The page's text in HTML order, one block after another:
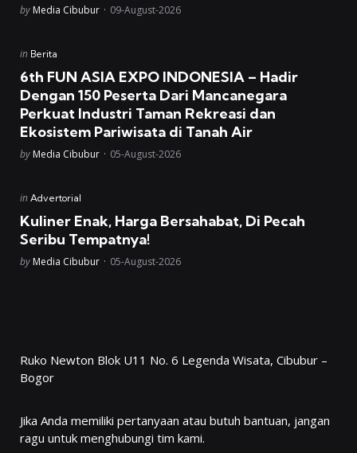
Posted
by Media Cibubur 09-August-2026
Posted
in Berita
6th FUN ASIA EXPO INDONESIA – Hadir
Dengan 150 Peserta Dari Mancanegara
Perkuat Industri Taman Rekreasi dan
Ekosistem Pariwisata di Tanah Air
Posted
by Media Cibubur 05-August-2026
Posted
in Advertorial
Kuliner Enak, Harga Bersahabat, Di Pecah
Seribu Tempatnya!
Posted
by Media Cibubur 05-August-2026
Ruko Newton Blok U11 No. 6 Legenda Wisata, Cibubur –
Bogor
Jika Anda memiliki pertanyaan atau butuh bantuan, jangan
ragu untuk menghubungi tim kami.